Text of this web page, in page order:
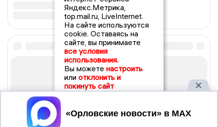
Яндекс.Метрика,
top.mail.ru, LiveInternet.
На сайте используются
cookie. Оставаясь на
сайте, вы принимаете
все условия
использования.
Вы можете настроить
или отклонить и
покинуть сайт
Принять